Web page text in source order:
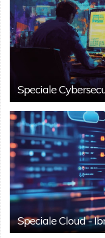
Speciale
Speciale Cloud -